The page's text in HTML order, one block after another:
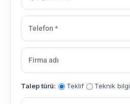
Talep türü: Teklif Teknik bilgi